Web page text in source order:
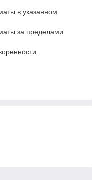
в указанном
за пределами